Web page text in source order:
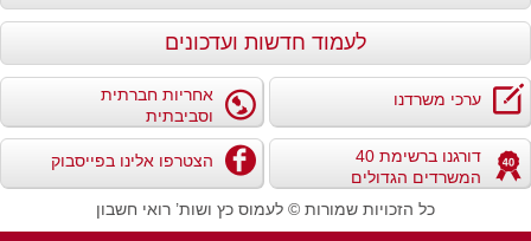
לעמוד חדשות ועדכונים
ערכי משרדנו
אחריות חברתית
וסביבתית
דורגנו ברשימת 40
המשרדים הגדולים
הצטרפו אלינו בפייסבוק
כל הזכויות שמורות © לעמוס כץ ושות’ רואי חשבון